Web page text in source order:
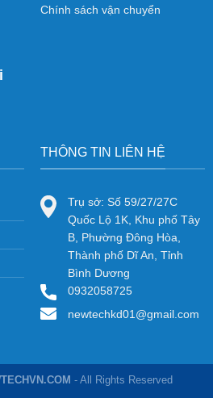
Chính sách vận chuyển
THÔNG TIN LIÊN HỆ
Trụ sở: Số 59/27/27C
Quốc Lộ 1K, Khu phố Tây
B, Phường Đông Hòa,
Thành phố Dĩ An, Tỉnh
Bình Dương
0932058725
newtechkd01@gmail.com
- All Rights Reserved